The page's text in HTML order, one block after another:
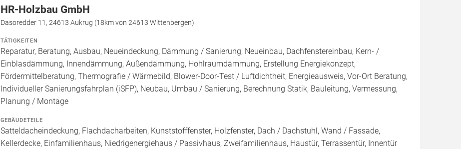
HR-Holzbau GmbH
Dasoredder 11, 24613 Aukrug (18km von 24613 Wittenbergen)
TÄTIGKEITEN
Reparatur, Beratung, Ausbau, Neueindeckung, Dämmung / Sanierung, Neueinbau, Dachfenstereinbau, Kern- /
Einblasdämmung, Innendämmung, Außendämmung, Hohlraumdämmung, Erstellung Energiekonzept,
Fördermittelberatung, Thermografie / Wärmebild, Blower-Door-Test / Luftdichtheit, Energieausweis, Vor-Ort Beratung,
Individueller Sanierungsfahrplan (iSFP), Neubau, Umbau / Sanierung, Berechnung Statik, Bauleitung, Vermessung,
Planung / Montage
GEBÄUDETEILE
Satteldacheindeckung, Flachdacharbeiten, Kunststofffenster, Holzfenster, Dach / Dachstuhl, Wand / Fassade,
Kellerdecke, Einfamilienhaus, Niedrigenergiehaus / Passivhaus, Zweifamilienhaus, Haustür, Terrassentür, Innentür